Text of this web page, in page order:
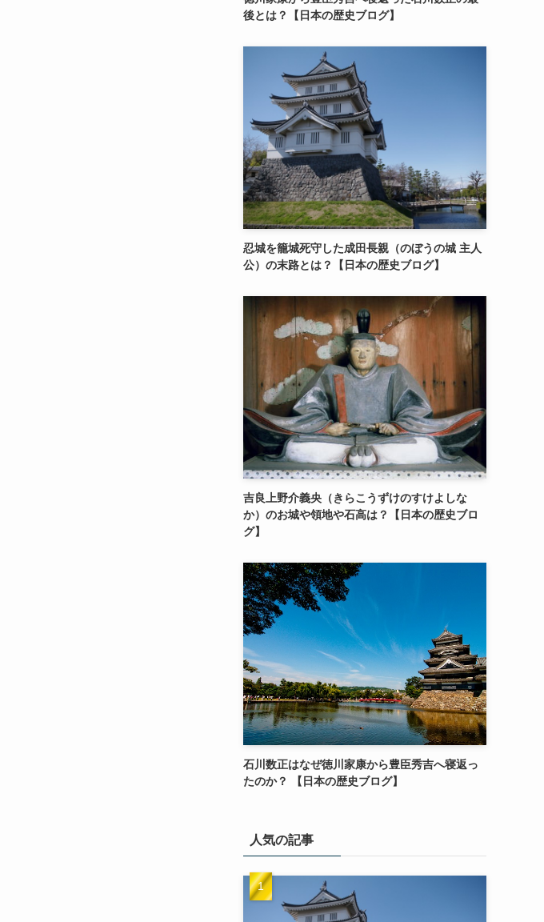
後とは？【日本の歴史ブログ】
忍城を籠城死守した成田長親（のぼうの城 主人
公）の末路とは？【日本の歴史ブログ】
吉良上野介義央（きらこうずけのすけよしな
か）のお城や領地や石高は？【日本の歴史ブロ
グ】
石川数正はなぜ徳川家康から豊臣秀吉へ寝返っ
たのか？ 【日本の歴史ブログ】
人気の記事